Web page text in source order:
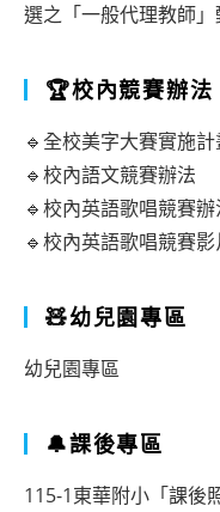
選之「一般代理教師」
🏆校內競賽辦法
🔹全校美字大賽實施
🔹校內語文競賽辦法
🔹校內英語歌唱競賽辦
🔹校內英語歌唱競賽影
🧸幼兒園專區
幼兒園專區
🔔課後專區
115-1東華附小「課後